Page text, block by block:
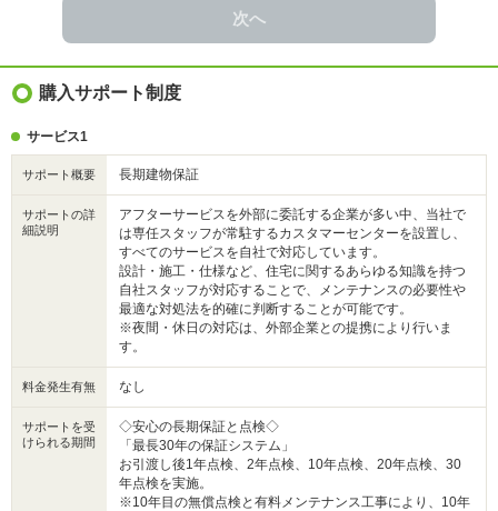
次へ
購入サポート制度
サービス1
サポート概要 長期建物保証
サポートの詳
細説明
アフターサービスを外部に委託する企業が多い中、当社で
は専任スタッフが常駐するカスタマーセンターを設置し、
すべてのサービスを自社で対応しています。
設計・施工・仕様など、住宅に関するあらゆる知識を持つ
自社スタッフが対応することで、メンテナンスの必要性や
最適な対処法を的確に判断することが可能です。
※夜間・休日の対応は、外部企業との提携により行いま
す。
料金発生有無 なし
サポートを受
けられる期間
◇安心の長期保証と点検◇
「最長30年の保証システム」
お引渡し後1年点検、2年点検、10年点検、20年点検、30
年点検を実施。
※10年目の無償点検と有料メンテナンス工事により、10年